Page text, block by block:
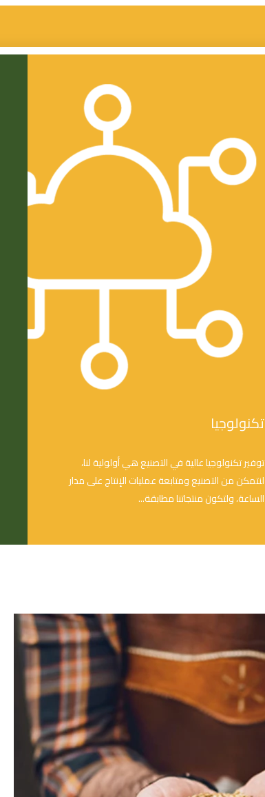
قصة الشركة
الإدارة
مجلس الإدارة
الإدارة التنفيذية
التقارير السنوية
ملحقات
أسئلة شائعة
تكنولوجيا
توفير تكنولوجيا عالية في التصنيع هي أولولية لنا،
لنتمكن من التصنيع ومتابعة عمليات الإنتاج على مدار
الساعة، ولتكون منتجاتنا مطابقة...